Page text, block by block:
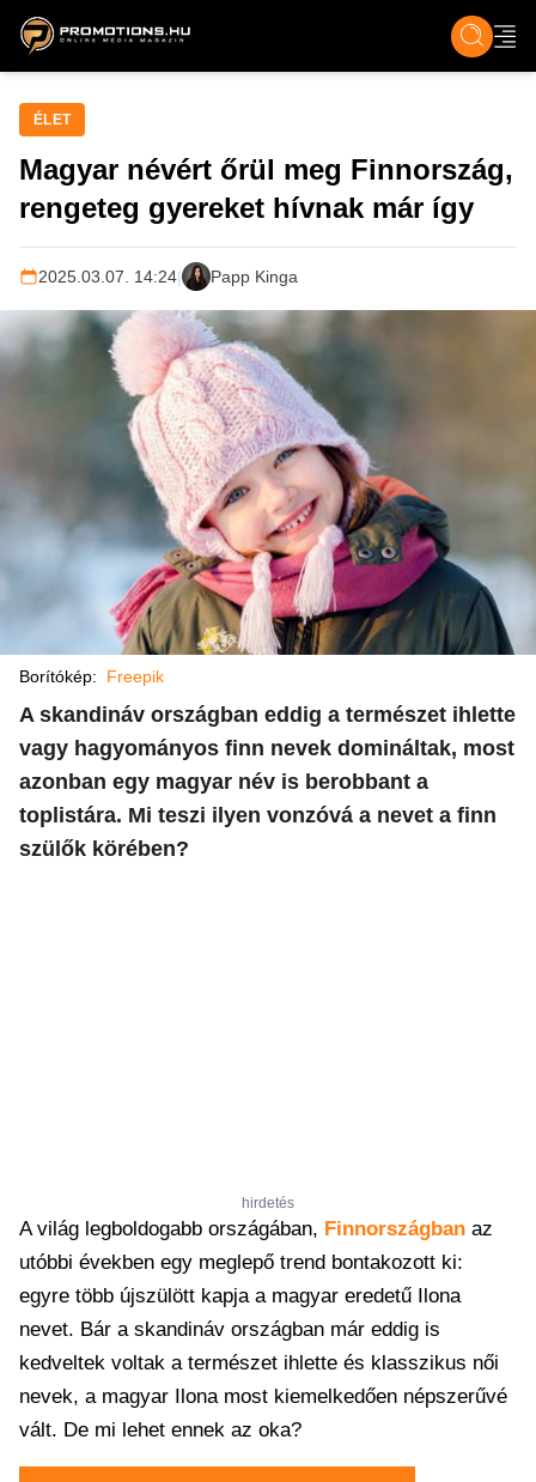
ZENE, FILM & KULT ÉLET TECH &
ÉLET
Magyar névért őrül meg Finnország,
rengeteg gyereket hívnak már így
2025.03.07. 14:24| Papp Kinga
Borítókép: Freepik
A skandináv országban eddig a természet ihlette
vagy hagyományos finn nevek domináltak, most
azonban egy magyar név is berobbant a
toplistára. Mi teszi ilyen vonzóvá a nevet a finn
szülők körében?
hirdetés
A világ legboldogabb országában, Finnországban az
utóbbi években egy meglepő trend bontakozott ki:
egyre több újszülött kapja a magyar eredetű Ilona
nevet. Bár a skandináv országban már eddig is
kedveltek voltak a természet ihlette és klasszikus női
nevek, a magyar Ilona most kiemelkedően népszerűvé
vált. De mi lehet ennek az oka?